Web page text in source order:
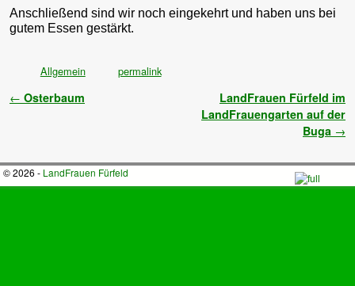
Anschließend sind wir noch eingekehrt und haben uns bei
gutem Essen gestärkt.
Allgemein permalink
Artikelnavigation
← Osterbaum
LandFrauen Fürfeld im
LandFrauengarten auf der
Buga →
© 2026 - LandFrauen Fürfeld